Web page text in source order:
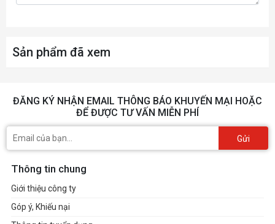
Sản phẩm đã xem
ĐĂNG KÝ NHẬN EMAIL THÔNG BÁO KHUYẾN MẠI HOẶC
ĐỂ ĐƯỢC TƯ VẤN MIỄN PHÍ
Gửi
Thông tin chung
Giới thiệu công ty
Góp ý, Khiếu nại